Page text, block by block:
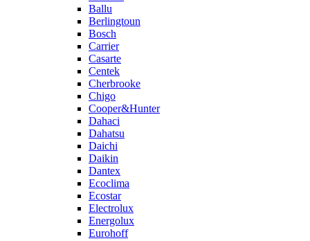
Ballu
Berlingtoun
Bosch
Carrier
Casarte
Centek
Cherbrooke
Chigo
Cooper&Hunter
Dahaci
Dahatsu
Daichi
Daikin
Dantex
Ecoclima
Ecostar
Electrolux
Energolux
Eurohoff